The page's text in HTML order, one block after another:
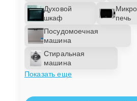
Духовой
шкаф
печь
Посудомоечная
машина
Стиральная
машина
Показать еще